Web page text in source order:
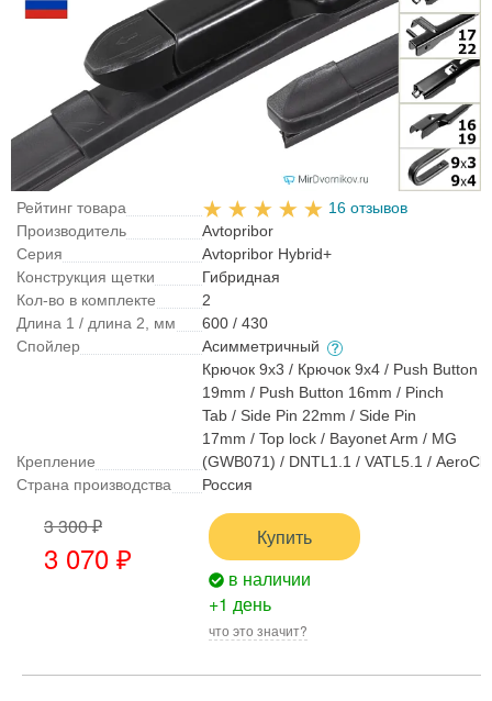
Рейтинг товара
16 отзывов
Производитель
Avtopribor
Серия
Avtopribor Hybrid+
Конструкция щетки
Гибридная
Кол-во в комплекте
2
Длина 1 / длина 2, мм
600 / 430
Спойлер
Асимметричный
Крепление
Крючок 9x3 / Крючок 9x4 / Push Button
19mm / Push Button 16mm / Pinch
Tab / Side Pin 22mm / Side Pin
17mm / Top lock / Bayonet Arm / MG
(GWB071) / DNTL1.1 / VATL5.1 /
Страна производства
Россия
3 300 ₽
3 070 ₽
Купить
в наличии
+1 день
что это значит?